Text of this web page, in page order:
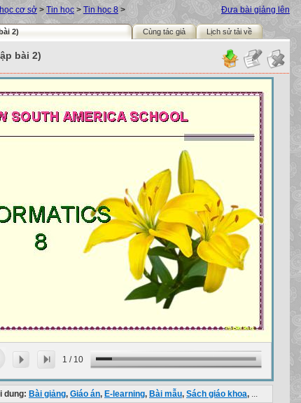
Đưa bài giảng lên
cơ sở > Tin học > Tin học 8 >
2) Cùng tác giả Lịch sử tải về
bài 2)
1 / 10
dung: Bài giảng, Giáo án, E-learning, Bài mẫu, Sách giáo khoa, ...